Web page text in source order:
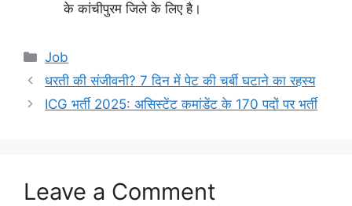
के कांचीपुरम जिले के लिए है।
Categories
Job
धरती की संजीवनी? 7 दिन में पेट की चर्बी घटाने का रहस्य
ICG भर्ती 2025: असिस्टेंट कमांडेंट के 170 पदों पर भर्ती
Leave a Comment